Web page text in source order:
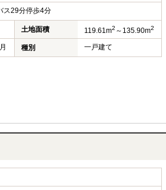
29分停歩4分
土地面積 119.61m2 ～135.90m2
種別 一戸建て